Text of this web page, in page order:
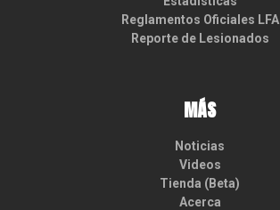
Reglamentos Oficiales LFA
Reporte de Lesionados
MÁS
Noticias
Videos
Tienda (Beta)
Acerca